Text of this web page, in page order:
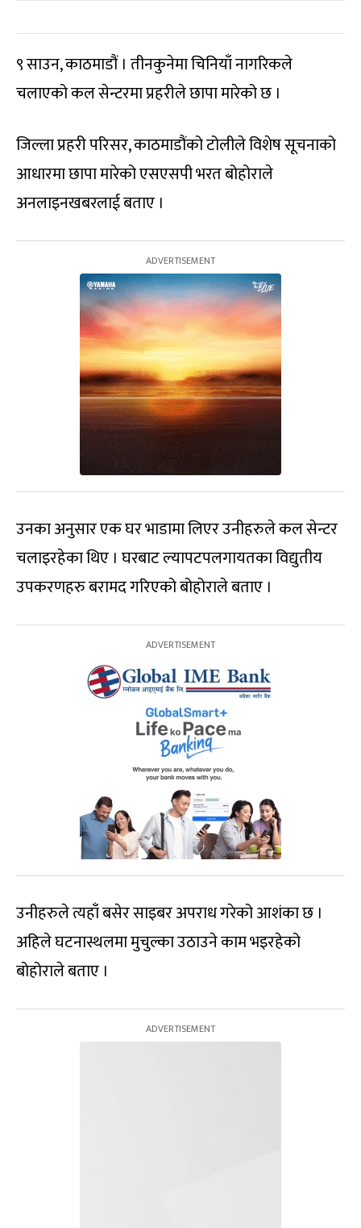
९ साउन, काठमाडौं । तीनकुनेमा चिनियाँ नागरिकले
चलाएको कल सेन्टरमा प्रहरीले छापा मारेको छ ।
जिल्ला प्रहरी परिसर, काठमाडौंको टोलीले विशेष सूचनाको
आधारमा छापा मारेको एसएसपी भरत बोहोराले
अनलाइनखबरलाई बताए ।
उनका अनुसार एक घर भाडामा लिएर उनीहरुले कल सेन्टर
चलाइरहेका थिए । घरबाट ल्यापटपलगायतका विद्युतीय
उपकरणहरु बरामद गरिएको बोहोराले बताए ।
उनीहरुले त्यहाँ बसेर साइबर अपराध गरेको आशंका छ ।
अहिले घटनास्थलमा मुचुल्का उठाउने काम भइरहेको
बोहोराले बताए ।